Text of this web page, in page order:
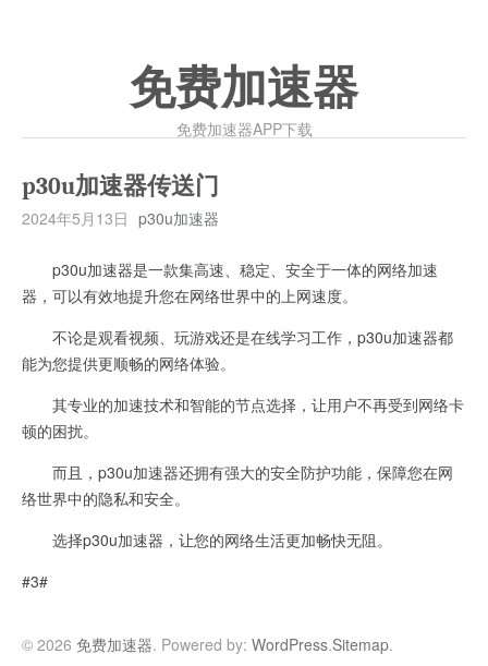
免费加速器
免费加速器APP下载
p30u加速器传送门
2024年5月13日 p30u加速器
p30u加速器是一款集高速、稳定、安全于一体的网络加速
器，可以有效地提升您在网络世界中的上网速度。
不论是观看视频、玩游戏还是在线学习工作，p30u加速器都
能为您提供更顺畅的网络体验。
其专业的加速技术和智能的节点选择，让用户不再受到网络卡
顿的困扰。
而且，p30u加速器还拥有强大的安全防护功能，保障您在网
络世界中的隐私和安全。
选择p30u加速器，让您的网络生活更加畅快无阻。
#3#
© 2026 免费加速器. Powered by: WordPress.Sitemap.